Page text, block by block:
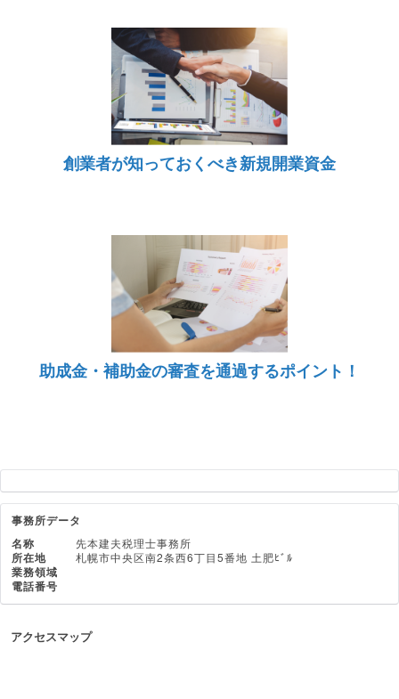
創業者が知っておくべき新規開業資金
助成金・補助金の審査を通過するポイント！
事務所データ
名称
先本建夫税理士事務所
所在地 札幌市中央区南2条西6丁目5番地 土肥ﾋﾞﾙ
業務領域
電話番号
アクセスマップ